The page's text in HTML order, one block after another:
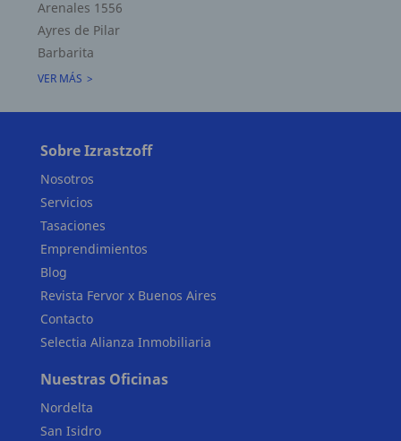
Semicubierta 36.00 M2
Arenales 1556
Ayres de Pilar
Barbarita
VER MÁS
Sobre Izrastzoff
Nosotros
Servicios
Tasaciones
Emprendimientos
Blog
Revista Fervor x Buenos Aires
Contacto
Selectia Alianza Inmobiliaria
Nuestras Oficinas
Nordelta
San Isidro